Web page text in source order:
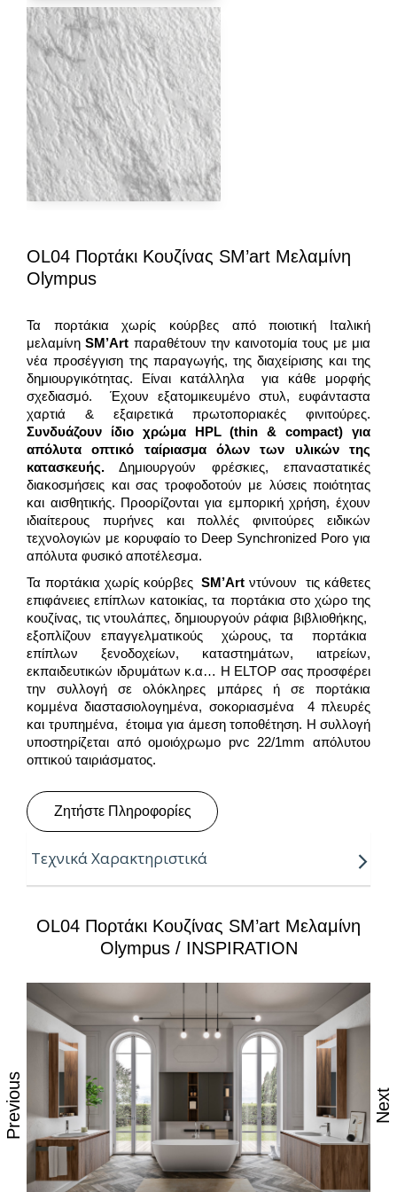
OL04 Πορτάκι Κουζίνας SM’art Μελαμίνη
Olympus
Τα πορτάκια χωρίς κούρβες από ποιοτική Ιταλική
μελαμίνηSM’Art παραθέτουν την καινοτομία τους με μια
νέα προσέγγιση της παραγωγής, της διαχείρισης και της
δημιουργικότητας. Είναι κατάλληλα για κάθε μορφής
σχεδιασμό. Έχουν εξατομικευμένο στυλ, ευφάνταστα
χαρτιά & εξαιρετικά πρωτοποριακές φινιτούρες.
Συνδυάζουν ίδιο χρώμα HPL(thin & compact) για
απόλυτα οπτικό ταίριασμα όλων των υλικών της
κατασκευής. Δημιουργούν φρέσκιες, επαναστατικές
διακοσμήσεις και σας τροφοδοτούν με λύσεις ποιότητας
και αισθητικής. Προορίζονται για εμπορική χρήση, έχουν
ιδιαίτερους πυρήνες και πολλές φινιτούρες ειδικών
τεχνολογιών με κορυφαίο το Deep Synchronized Poro για
απόλυτα φυσικό αποτέλεσμα.
Τα πορτάκια χωρίς κούρβεςSM’Art ντύνουν τις κάθετες
επιφάνειες επίπλων κατοικίας, τα πορτάκια στο χώρο της
κουζίνας, τις ντουλάπες, δημιουργούν ράφια βιβλιοθήκης,
εξοπλίζουν επαγγελματικούς χώρους, τα πορτάκια
επίπλων ξενοδοχείων, καταστημάτων, ιατρείων,
εκπαιδευτικών ιδρυμάτων κ.α… Η ELTOP σας προσφέρει
την συλλογή σε ολόκληρες μπάρες ή σε πορτάκια
κομμένα διαστασιολογημένα, σοκοριασμένα 4 πλευρές
και τρυπημένα, έτοιμα για άμεση τοποθέτηση. Η συλλογή
υποστηρίζεται από ομοιόχρωμο pvc 22/1mm απόλυτου
οπτικού ταιριάσματος.
Ζητήστε Πληροφορίες
Τεχνικά Χαρακτηριστικά
3.05m
Κούρβα:ίσιο σόκορο
Πυρήνας:νοβοπάν P2
Ιδιότητες:
– Ισχυρές αντοχές στη καθημερινή φθορά από τριβή,
κρούση & χάραξη
– Δυνατότητα εύκολου καθημερινού καθαρισμού με
OL04 Πορτάκι Κουζίνας SM’art Μελαμίνη
Olympus / INSPIRATION
Previous Next